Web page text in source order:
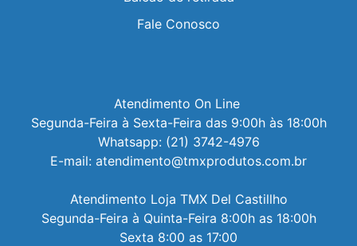
Fale Conosco
Atendimento On Line
Segunda-Feira à Sexta-Feira das 9:00h às 18:00h
Whatsapp: (21) 3742-4976
E-mail: atendimento@tmxprodutos.com.br
Atendimento Loja TMX Del Castillho
Segunda-Feira à Quinta-Feira 8:00h as 18:00h
Sexta 8:00 as 17:00